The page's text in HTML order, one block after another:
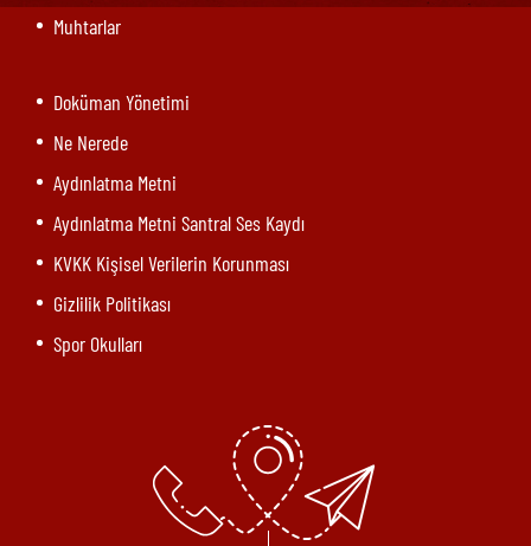
Muhtarlar
Doküman Yönetimi
Ne Nerede
Aydınlatma Metni
Aydınlatma Metni Santral Ses Kaydı
KVKK Kişisel Verilerin Korunması
Gizlilik Politikası
Spor Okulları